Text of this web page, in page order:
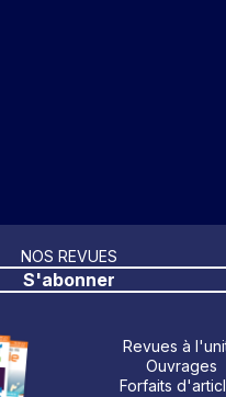
NOS REVUES
S'abonner
Revues à
Ouvrages
Forfaits